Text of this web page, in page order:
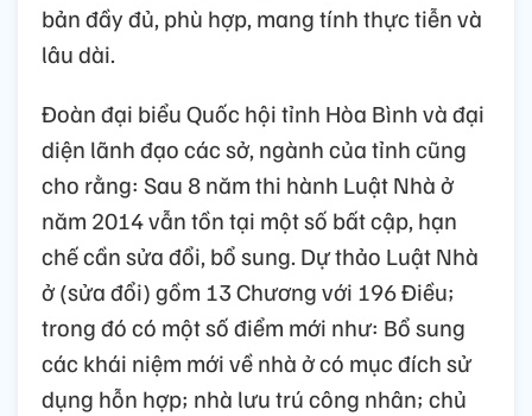
bản đầy đủ, phù hợp, mang tính thực tiễn và
lâu dài.
Đoàn đại biểu Quốc hội tỉnh Hòa Bình và đại
diện lãnh đạo các sở, ngành của tỉnh cũng
cho rằng: Sau 8 năm thi hành Luật Nhà ở
năm 2014 vẫn tồn tại một số bất cập, hạn
chế cần sửa đổi, bổ sung. Dự thảo Luật Nhà
ở (sửa đổi) gồm 13 Chương với 196 Điều;
trong đó có một số điểm mới như: Bổ sung
các khái niệm mới về nhà ở có mục đích sử
dụng hỗn hợp; nhà lưu trú công nhân; chủ